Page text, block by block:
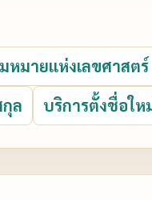
หมายแห่งเลขศาสตร์
ล
บริการตั้งชื่อใ